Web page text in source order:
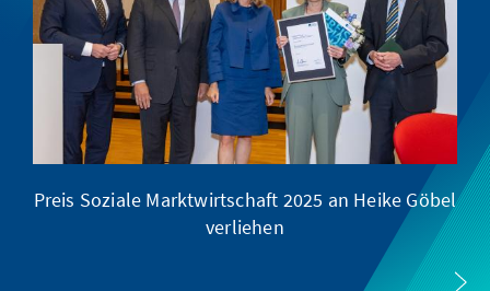
Preis Soziale Marktwirtschaft 2025 an Heike Göbel
verliehen